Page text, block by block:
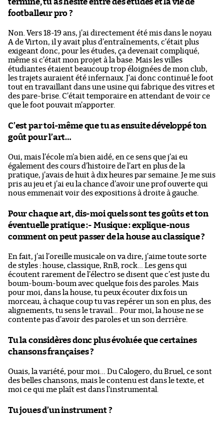
footballeur pro ?
Non. Vers 18-19 ans, j’ai directement été mis dans le noyau
A de Virton, il y avait plus d’entraînements, c’était plus
exigeant donc, pour les études, ça devenait compliqué,
même si c’était mon projet à la base. Mais les villes
étudiantes étaient beaucoup trop éloignées de mon club,
les trajets auraient été infernaux. J’ai donc continué le foot
tout en travaillant dans une usine qui fabrique des vitres et
des pare-brise. C’était temporaire en attendant de voir ce
que le foot pouvait m’apporter.
C’est par toi-même que tu as ensuite développé ton
goût pour l’art…
Oui, mais l’école m’a bien aidé, en ce sens que j’ai eu
également des cours d’histoire de l’art en plus de la
pratique, j’avais de huit à dix heures par semaine. Je me suis
pris au jeu et j’ai eu la chance d’avoir une prof ouverte qui
nous emmenait voir des expositions à droite à gauche.
Pour chaque art, dis-moi quels sont tes goûts et ton
éventuelle pratique :- Musique : explique-nous
comment on peut passer de la house au classique ?
En fait, j’ai l’oreille musicale on va dire, j’aime toute sorte
de styles : house, classique, RnB, rock… Les gens qui
écoutent rarement de l’électro se disent que c’est juste du
boum-boum-boum avec quelque fois des paroles. Mais
pour moi, dans la house, tu peux écouter dix fois un
morceau, à chaque coup tu vas repérer un son en plus, des
alignements, tu sens le travail… Pour moi, la house ne se
contente pas d’avoir des paroles et un son derrière.
Tu la considères donc plus évoluée que certaines
chansons françaises ?
Ouais, la variété, pour moi… Du Calogero, du Bruel, ce sont
des belles chansons, mais le contenu est dans le texte, et
moi ce qui me plaît est dans l’instrumental.
Tu joues d’un instrument ?